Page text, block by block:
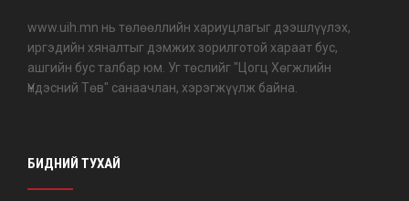
www.uih.mn нь төлөөллийн хариуцлагыг дээшлүүлэх,
иргэдийн хяналтыг дэмжих зорилготой хараат бус,
ашгийн бус талбар юм. Уг төслийг "Цогц Хөгжлийн
Үндэсний Төв" санаачлан, хэрэгжүүлж байна.
БИДНИЙ ТУХАЙ